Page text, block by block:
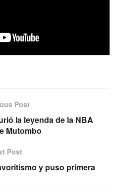
Post
la leyenda de la NBA
Mutombo
Post
y puso primera